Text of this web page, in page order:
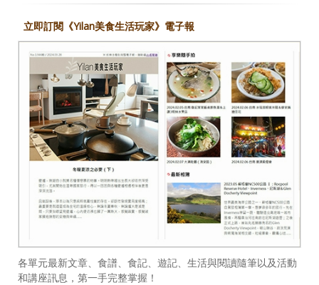
立即訂閱《Yilan美食生活玩家》電子報
各單元最新文章、食譜、食記、遊記、生活與閱讀隨筆以及活動
和講座訊息，第一手完整掌握！